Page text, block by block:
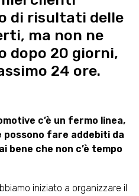
di risultati delle
ma non ne
dopo 20 giorni,
24 ore.
c’è un fermo linea,
possono fare addebiti da
bene che non c’è tempo
iniziato a organizzare il